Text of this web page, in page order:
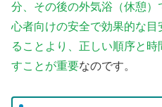
分、その後の外気浴（休憩
心者向けの安全で効果的な
ることより、正しい順序と
すことが重要なのです。